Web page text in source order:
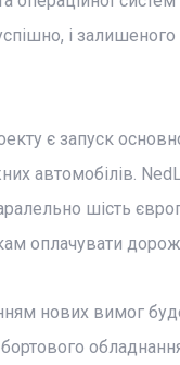
і залишеного
є запуск
автомобілів.
шість
оплачувати
нових вимог
бортового